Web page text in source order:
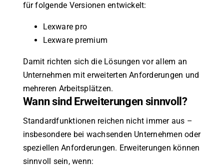
für folgende Versionen entwickelt:
Lexware pro
Lexware premium
Damit richten sich die Lösungen vor allem an
Unternehmen mit erweiterten Anforderungen und
mehreren Arbeitsplätzen.
Wann sind Erweiterungen sinnvoll?
Standardfunktionen reichen nicht immer aus –
insbesondere bei wachsenden Unternehmen oder
speziellen Anforderungen. Erweiterungen können
sinnvoll sein, wenn: